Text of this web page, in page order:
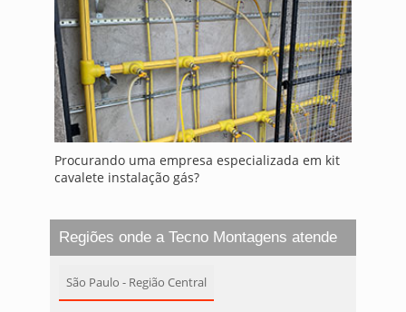
Procurando uma empresa especializada em kit
cavalete instalação gás?
Regiões onde a Tecno Montagens atende
São Paulo - Região Central